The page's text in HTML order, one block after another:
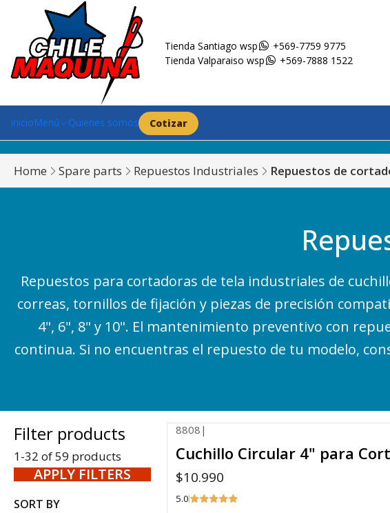
Tienda Santiago wsp
+569-7759 9775
Tienda Valparaiso wsp
+569-7888 1522
InicioMenú Quienes somos Cotizar
Home Spare parts Repuestos Industriales Repuestos de
Repuestos para cortadoras de tela industriales de
correas, tornillos de fijación y piezas de precisión
4", 6", 8" y 10". El mantenimiento preventivo con
continua. Si no encuentras el repuesto de tu modelo,
Filter products
1-32 of 59 products
APPLY FILTERS
SORT BY
8808 |
Cuchillo Circular 4" para
$10.990
5.0